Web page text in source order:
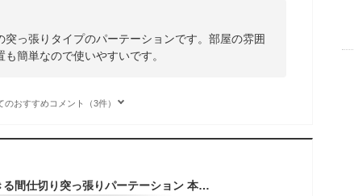
っ張りタイプのパーテーションです。部屋の雰囲
簡単なので使いやすいです。
のおすすめコメント（3件）
並べて使うことができる間仕切り突っ張りパーテーション 本体用 幅90cm ホワイト 白 パーテーション 衝立 家具 事務所 オフィス 仕切り 商談スペース 日本製